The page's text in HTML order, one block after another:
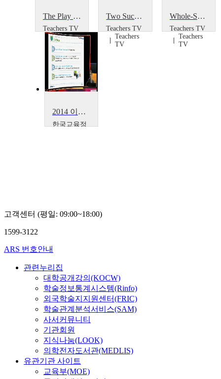
The Play Project
Teachers TV
Teachers
TV
Two Successful Projects
Teachers TV
Teachers
TV
Whole-School Portrait Project
Teachers TV
Teachers
TV
2014 이러닝 국제 콘퍼런스 : What is the Lessons from Education Support Project~
한국교육정
고객센터 (평일: 09:00~18:00)
1599-3122
ARS 번호안내
관련누리집
대학공개강의(KOCW)
학술정보통계시스템(Rinfo)
외국학술지지원센터(FRIC)
학술관계분석서비스(SAM)
사서커뮤니티
기관회원
지식나눔(LOOK)
의학전자도서관(MEDLIS)
유관기관 사이트
교육부(MOE)